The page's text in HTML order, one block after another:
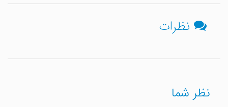
نظرات
نظر شما